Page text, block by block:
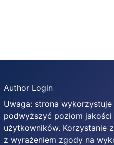
Author Login
Uwaga: strona
podwyższyć poziom
użytkowników. Korzystanie
z wyrażeniem zgody na